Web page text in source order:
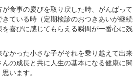
食事の慶びを取り戻した時、がんばって
ている時（定期検診のおつきあいが継続
喜びに感じてもらえる瞬間が一番心に残
かった小さな子がそれを乗り越えて出来
の成長と共に人生の基本になる健康に関
います。